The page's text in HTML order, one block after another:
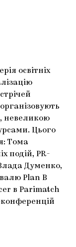
освітніх
невеликою
Цього
Тома
подій, PR-
Думенко,
Plan B
в Parimatch
конференцій